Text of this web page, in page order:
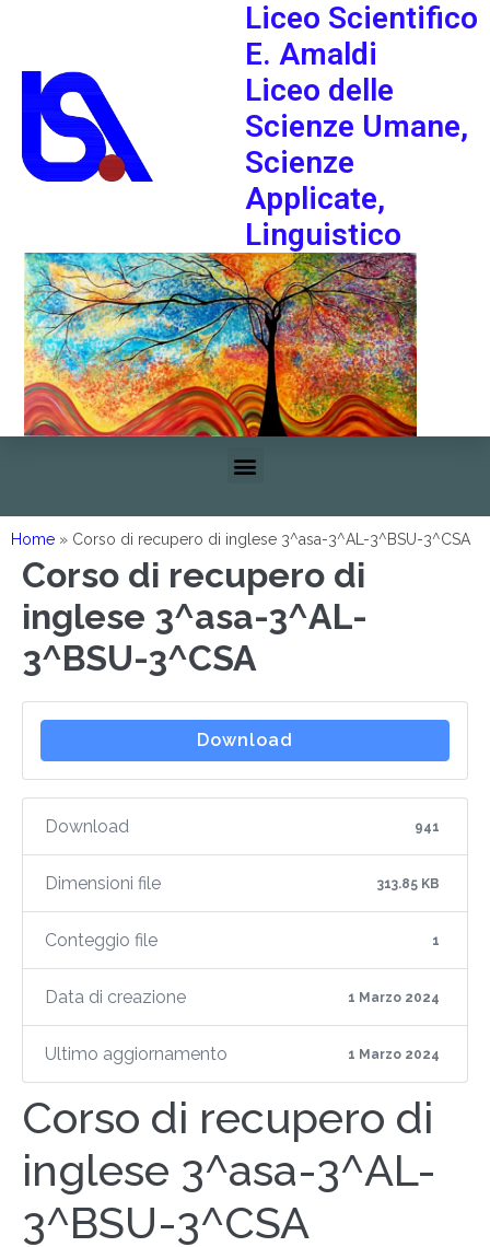
Liceo Scientifico
E. Amaldi
Liceo delle
Scienze Umane,
Scienze
Applicate,
Linguistico
Home » Corso di recupero di inglese 3^asa-3^AL-3^BSU-3^CSA
Corso di recupero di
inglese 3^asa-3^AL-
3^BSU-3^CSA
Download
Download 941
Dimensioni file 313.85 KB
Conteggio file 1
Data di creazione 1 Marzo 2024
Ultimo aggiornamento 1 Marzo 2024
Corso di recupero di
inglese 3^asa-3^AL-
3^BSU-3^CSA